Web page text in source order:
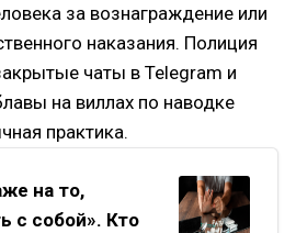
за вознаграждение или
наказания. Полиция
чаты в Telegram и
на виллах по наводке
практика.
на то,
с собой». Кто